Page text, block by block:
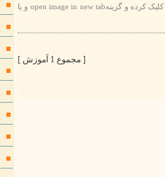
برای مشاهده عکس ها به صورت بهتر لطفا روی عکس مورد نظر راست کلیک کرده و گزینهopen image in new tab و یا
[ مجموع 1 آموزش ]